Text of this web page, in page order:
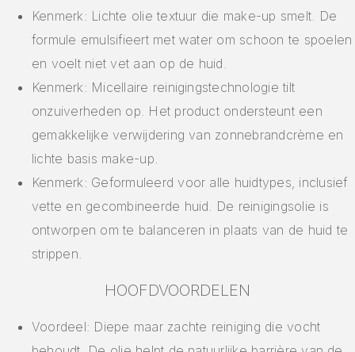
Kenmerk: Lichte olie textuur die make-up smelt. De
formule emulsifieert met water om schoon te spoelen
en voelt niet vet aan op de huid.
Kenmerk: Micellaire reinigingstechnologie tilt
onzuiverheden op. Het product ondersteunt een
gemakkelijke verwijdering van zonnebrandcrème en
lichte basis make-up.
Kenmerk: Geformuleerd voor alle huidtypes, inclusief
vette en gecombineerde huid. De reinigingsolie is
ontworpen om te balanceren in plaats van de huid te
strippen.
HOOFDVOORDELEN
Voordeel: Diepe maar zachte reiniging die vocht